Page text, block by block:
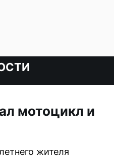
мотоцикл и
жителя